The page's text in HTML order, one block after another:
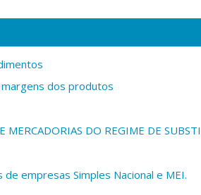
dos produtos
MERCADORIAS DO REGIME DE
de empresas Simples Nacional e MEI.